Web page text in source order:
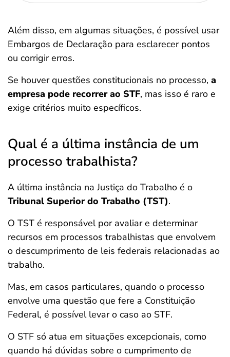
Além disso, em algumas situações, é possível usar
Embargos de Declaração para esclarecer pontos
ou corrigir erros.
Se houver questões constitucionais no processo, a
empresa pode recorrer ao STF, mas isso é raro e
exige critérios muito específicos.
Qual é a última instância de um
processo trabalhista?
A última instância na Justiça do Trabalho é o
Tribunal Superior do Trabalho (TST).
O TST é responsável por avaliar e determinar
recursos em processos trabalhistas que envolvem
o descumprimento de leis federais relacionadas ao
trabalho.
Mas, em casos particulares, quando o processo
envolve uma questão que fere a Constituição
Federal, é possível levar o caso ao STF.
O STF só atua em situações excepcionais, como
quando há dúvidas sobre o cumprimento de